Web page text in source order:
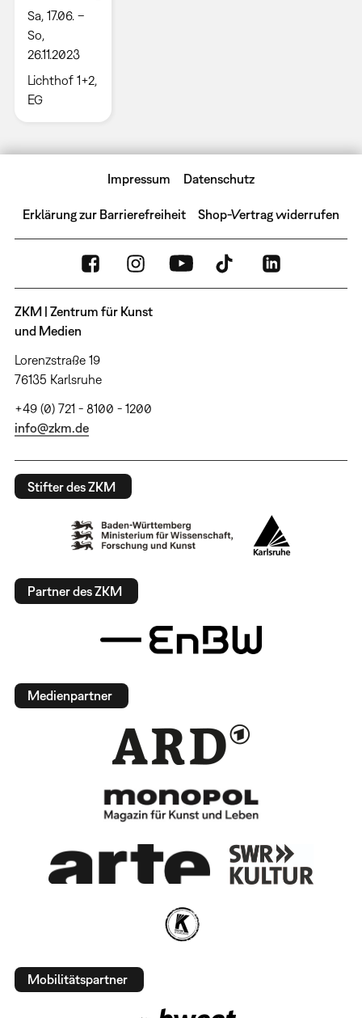
Sa, 17.06. –
So,
26.11.2023
Lichthof 1+2,
EG
Impressum Datenschutz
Erklärung zur Barrierefreiheit Shop-Vertrag widerrufen
ZKM | Zentrum für Kunst
und Medien
Lorenzstraße 19
76135 Karlsruhe
+49 (0) 721 - 8100 - 1200
info@zkm.de
Stifter des ZKM
Partner des ZKM
Medienpartner
Mobilitätspartner